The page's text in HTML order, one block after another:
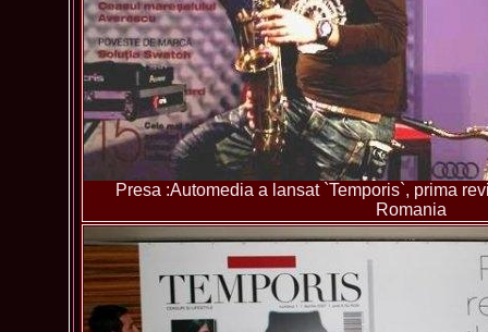
Presa :Automedia a lansat `Temporis`, prima
Romania